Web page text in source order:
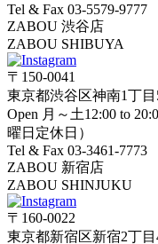
Tel & Fax 03-5579-9777
ZABOU 渋谷店
ZABOU SHIBUYA
〒150-0041
東京都渋谷区神南1丁
Open 月～土12:00 to
曜日定休日）
Tel & Fax 03-3461-7773
ZABOU 新宿店
ZABOU SHINJUKU
〒160-0022
東京都新宿区新宿2丁